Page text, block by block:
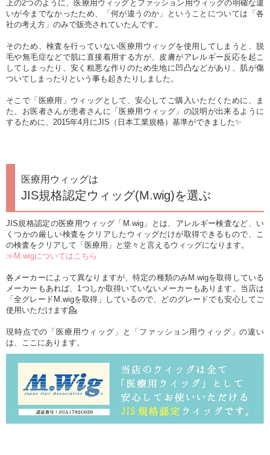
上の2つのように、医療用ウィッグとファッション用ウィッグの明確な違
いが今までなかったため、「何が違うのか」ということについては「各
社の考え方」のみで販売されていたんです。
そのため、検査を行っていない医療用ウィッグを使用してしまうと、脱
毛や無毛症などで肌に直接着用する方が、皮膚がアレルギー反応を起こ
してしまったり、安く粗悪な作りのため生地に凹凸などがあり、肌が傷
ついてしまったりという事も起きたりしました。
そこで「医療用」ウィッグとして、安心してご購入いただくために、ま
た、お医者さんが患者さんに「医療用ウィッグ」の説明が出来るように
するために、2015年4月にJIS（日本工業規格）基準ができました✨
医療用ウィッグは
JIS規格認定ウィッグ(M.wig)を選ぶ
JIS規格認定の医療用ウィッグ「M.wig」とは、アレルギー検査など、い
くつかの厳しい検査をクリアしたウィッグだけが取得できるもので、こ
の検査をクリアして「医療用」と堂々と言えるウィッグになります。
≫M.wigについてはこちら
各メーカーによって異なりますが、特定の種類のみM.wigを取得している
メーカーもあれば、1つしか取得いていないメーカーもあります。当店は
「全グレードM.wigを取得」しているので、どのグレードでも安心してご
使用いただけます💁
現時点での「医療用ウィッグ」と「ファッション用ウィッグ」の違い
は、ここにあります。